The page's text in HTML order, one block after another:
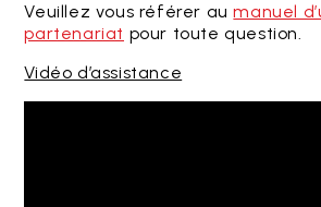
Veuillez vous référer aumanuel
partenariat pour toute question.
Vidéo d’assistance